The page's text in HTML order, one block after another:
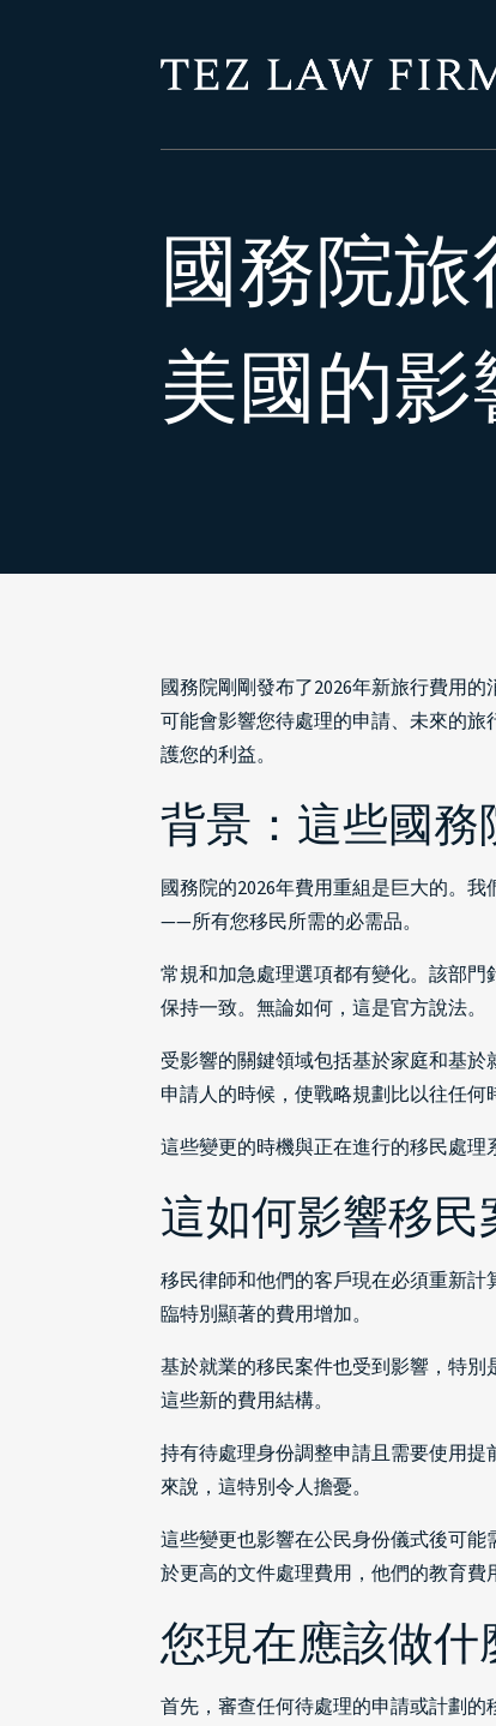
國務院
美國的影
國務院剛剛發布了2026年新旅行費用
可能會影響您待處理的申請、未來的
護您的利益。
背景：這些國
國務院的2026年費用重組是巨大的。
——所有您移民所需的必需品。
常規和加急處理選項都有變化。該部門
保持一致。無論如何，這是官方說法。
受影響的關鍵領域包括基於家庭和基
申請人的時候，使戰略規劃比以往任何
這些變更的時機與正在進行的移民處理
這如何影響移民
移民律師和他們的客戶現在必須重新
臨特別顯著的費用增加。
基於就業的移民案件也受到影響，特
這些新的費用結構。
持有待處理身份調整申請且需要使用
來說，這特別令人擔憂。
這些變更也影響在公民身份儀式後可
於更高的文件處理費用，他們的教育費
您現在應該做
首先，審查任何待處理的申請或計劃